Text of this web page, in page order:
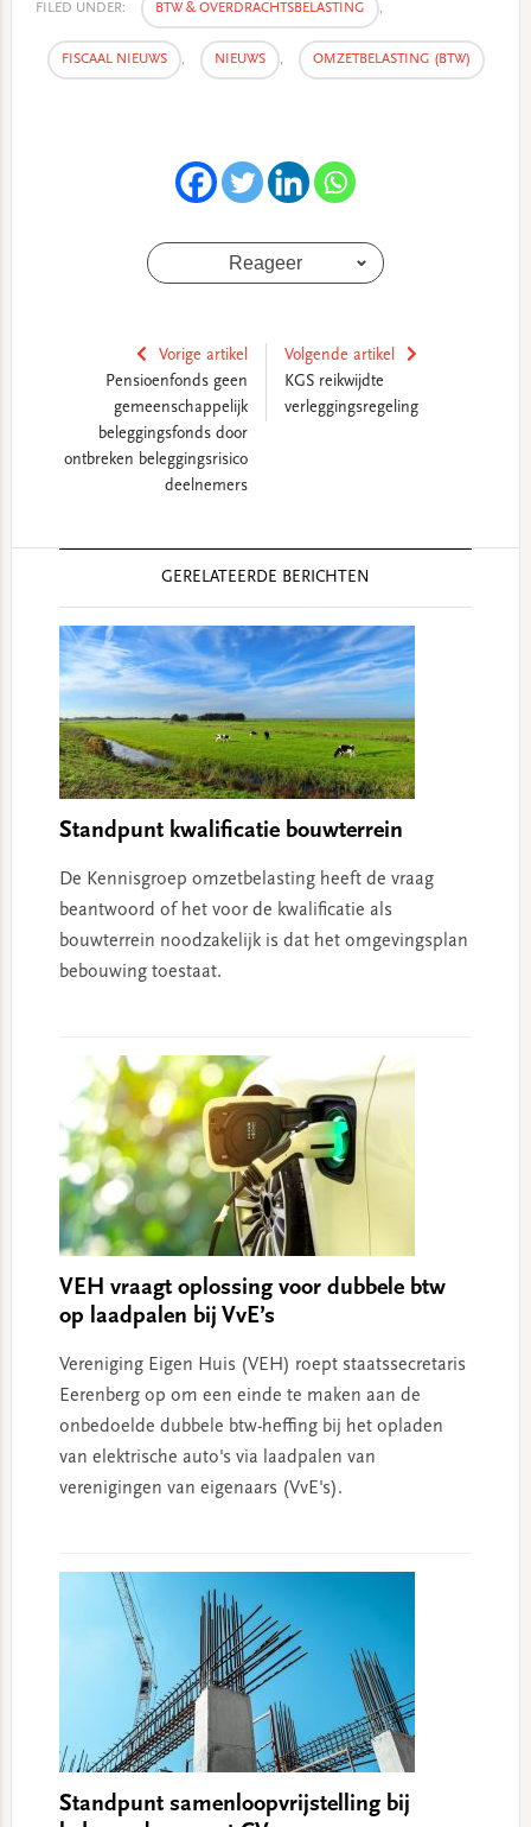
FILED UNDER: BTW & OVERDRACHTSBELASTING ,
FISCAAL NIEUWS , NIEUWS , OMZETBELASTING (BTW)
Reageer
Vorige artikel
Pensioenfonds geen
gemeenschappelijk
beleggingsfonds door
ontbreken beleggingsrisico
deelnemers
Volgende artikel
KGS reikwijdte
verleggingsregeling
GERELATEERDE BERICHTEN
Standpunt kwalificatie bouwterrein
De Kennisgroep omzetbelasting heeft de vraag
beantwoord of het voor de kwalificatie als
bouwterrein noodzakelijk is dat het omgevingsplan
bebouwing toestaat.
VEH vraagt oplossing voor dubbele btw
op laadpalen bij VvE’s
Vereniging Eigen Huis (VEH) roept staatssecretaris
Eerenberg op om een einde te maken aan de
onbedoelde dubbele btw-heffing bij het opladen
van elektrische auto's via laadpalen van
verenigingen van eigenaars (VvE's).
Standpunt samenloopvrijstelling bij